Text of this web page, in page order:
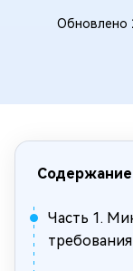
Обновлено
Содержание
Часть 1.